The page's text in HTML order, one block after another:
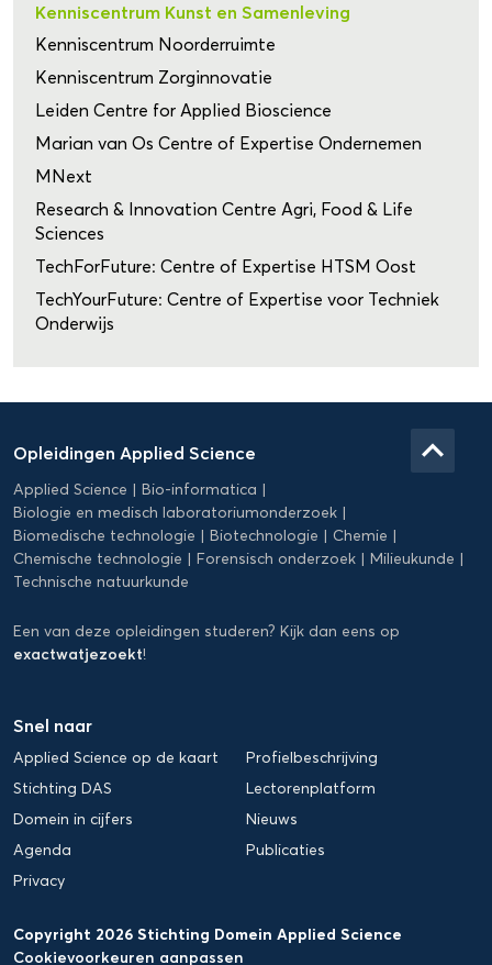
Kenniscentrum Kunst en Samenleving
Kenniscentrum Noorderruimte
Kenniscentrum Zorginnovatie
Leiden Centre for Applied Bioscience
Marian van Os Centre of Expertise Ondernemen
MNext
Research & Innovation Centre Agri, Food & Life
Sciences
TechForFuture: Centre of Expertise HTSM Oost
TechYourFuture: Centre of Expertise voor Techniek
Onderwijs
Applied
Science
Opleidingen Applied Science
Applied Science
Bio-informatica
Biologie en medisch laboratoriumonderzoek
Biomedische technologie
Biotechnologie
Chemie
Chemische technologie
Forensisch onderzoek
Milieukunde
Technische natuurkunde
Een van deze opleidingen studeren? Kijk dan eens op
exactwatjezoekt!
Snel naar
Applied Science op de kaart
Profielbeschrijving
Stichting DAS
Lectorenplatform
Domein in cijfers
Nieuws
Agenda
Publicaties
Privacy
Copyright 2026 Stichting Domein Applied Science
Cookievoorkeuren aanpassen
keyboard_arrow_up